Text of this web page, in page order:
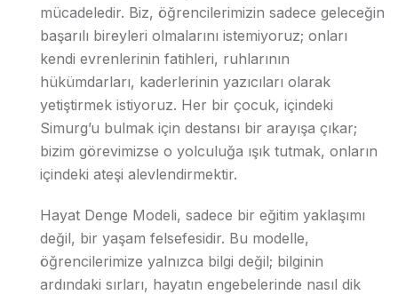
mücadeledir. Biz, öğrencilerimizin sadece geleceğin
başarılı bireyleri olmalarını istemiyoruz; onları
kendi evrenlerinin fatihleri, ruhlarının
hükümdarları, kaderlerinin yazıcıları olarak
yetiştirmek istiyoruz. Her bir çocuk, içindeki
Simurg’u bulmak için destansı bir arayışa çıkar;
bizim görevimizse o yolculuğa ışık tutmak, onların
içindeki ateşi alevlendirmektir.
Hayat Denge Modeli, sadece bir eğitim yaklaşımı
değil, bir yaşam felsefesidir. Bu modelle,
öğrencilerimize yalnızca bilgi değil; bilginin
ardındaki sırları, hayatın engebelerinde nasıl dik